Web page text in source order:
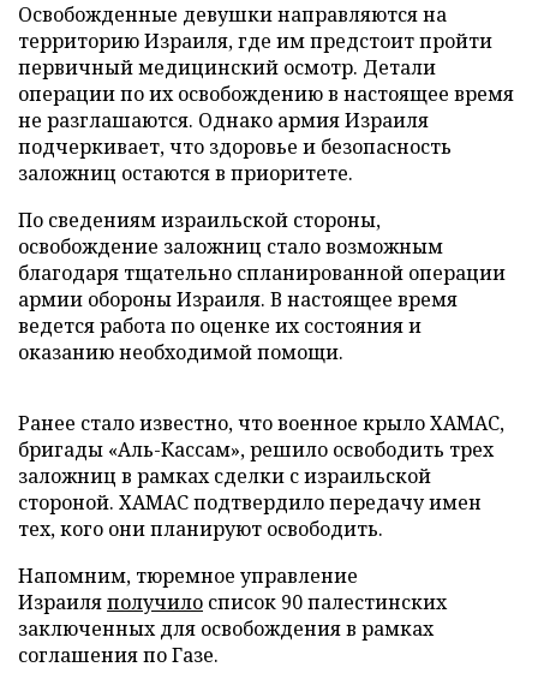
Освобожденные девушки направляются на
территорию Израиля, где им предстоит пройти
первичный медицинский осмотр. Детали
операции по их освобождению в настоящее время
не разглашаются. Однако армия Израиля
подчеркивает, что здоровье и безопасность
заложниц остаются в приоритете.
По сведениям израильской стороны,
освобождение заложниц стало возможным
благодаря тщательно спланированной операции
армии обороны Израиля. В настоящее время
ведется работа по оценке их состояния и
оказанию необходимой помощи.
Ранее стало известно, что военное крыло ХАМАС,
бригады «Аль-Кассам», решило освободить трех
заложниц в рамках сделки с израильской
стороной. ХАМАС подтвердило передачу имен
тех, кого они планируют освободить.
Напомним, тюремное управление
Израиляполучило список 90 палестинских
заключенных для освобождения в рамках
соглашения по Газе.